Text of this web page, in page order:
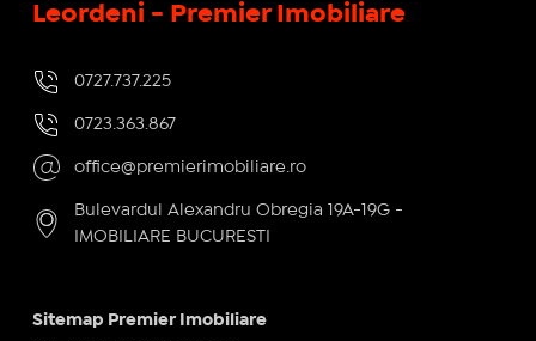
Leordeni - Premier Imobiliare
0727.737.225
0723.363.867
office@premierimobiliare.ro
Bulevardul Alexandru Obregia 19A-19G -
IMOBILIARE BUCURESTI
Sitemap Premier Imobiliare